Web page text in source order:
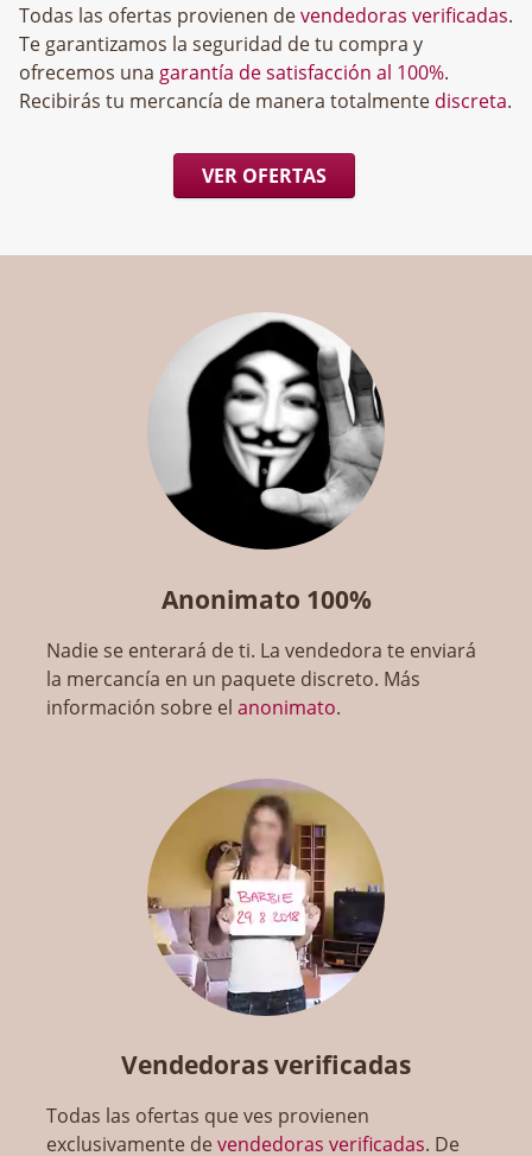
Todas las ofertas provienen devendedoras verificadas.
Te garantizamos la seguridad de tu compra y
ofrecemos una garantía de satisfacción al 100%.
Recibirás tu mercancía de manera totalmente discreta.
VER OFERTAS
Anonimato 100%
Nadie se enterará de ti. La vendedora te enviará
la mercancía en un paquete discreto. Más
información sobre elanonimato.
Vendedoras verificadas
Todas las ofertas que ves provienen
exclusivamente devendedoras verificadas. De